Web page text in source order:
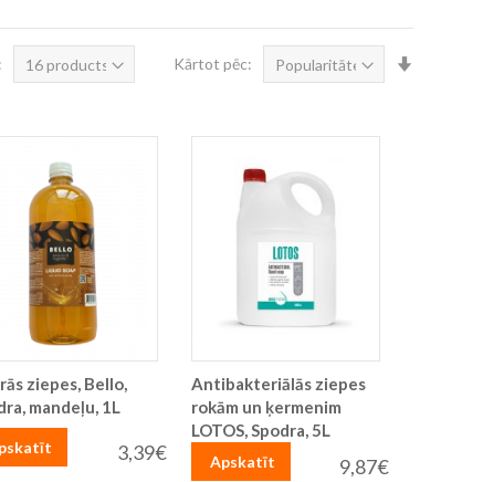
Kārtot pēc:
ziepes, Bello,
mandeļu, 1L
3,39€
Antibakteriālās ziepes
rokām un ķermenim
LOTOS, Spodra, 5L
9,87€
Apskatīt